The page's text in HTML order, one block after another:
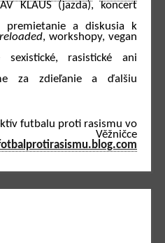
KLAUS (jazda), koncert
premietanie a diskusia k
, workshopy, vegan
rasistické ani
za zdieľanie a ďalšiu
futbalu proti rasismu vo
Věžničce